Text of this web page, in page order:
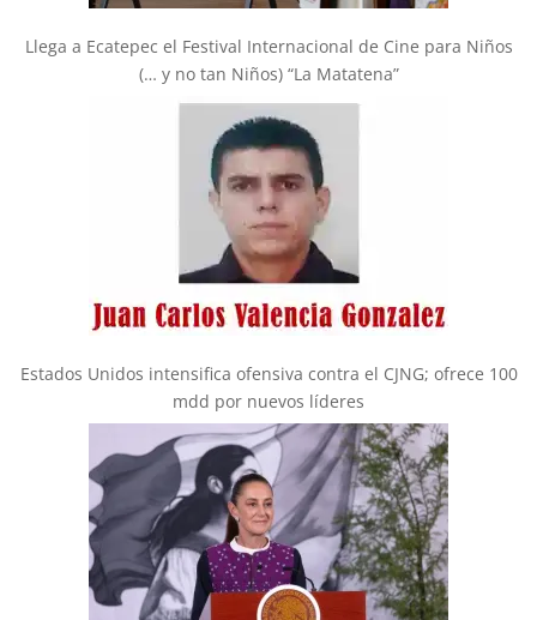
Llega a Ecatepec el Festival Internacional de Cine para Niños
(… y no tan Niños) “La Matatena”
Estados Unidos intensifica ofensiva contra el CJNG; ofrece 100
mdd por nuevos líderes